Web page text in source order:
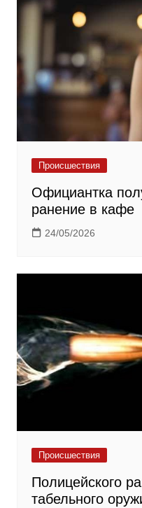
Происшествия
Официантка
ранение в кафе
24/05/2026
Происшествия
Полицейского
табельного